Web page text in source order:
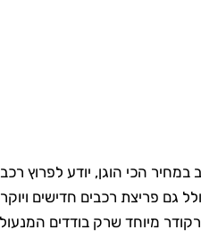
במחיר הכי הוגן, יודע לפרוץ
גם פריצת רכבים חדישים
מיוחד שרק בודדים